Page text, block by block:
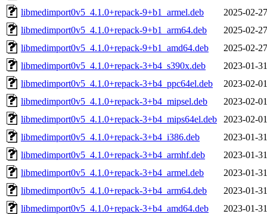
libmedimport0v5_4.1.0+repack-9+b1_armel.deb
2025-02-
libmedimport0v5_4.1.0+repack-9+b1_arm64.deb
2025-02-
libmedimport0v5_4.1.0+repack-9+b1_amd64.deb
2025-02-
libmedimport0v5_4.1.0+repack-3+b4_s390x.deb
2023-01-
libmedimport0v5_4.1.0+repack-3+b4_ppc64el.deb
2023-02-
libmedimport0v5_4.1.0+repack-3+b4_mipsel.deb
2023-02-
libmedimport0v5_4.1.0+repack-3+b4_mips64el.deb
2023-02-
libmedimport0v5_4.1.0+repack-3+b4_i386.deb
2023-01-
libmedimport0v5_4.1.0+repack-3+b4_armhf.deb
2023-01-
libmedimport0v5_4.1.0+repack-3+b4_armel.deb
2023-01-
libmedimport0v5_4.1.0+repack-3+b4_arm64.deb
2023-01-
libmedimport0v5_4.1.0+repack-3+b4_amd64.deb
2023-01-